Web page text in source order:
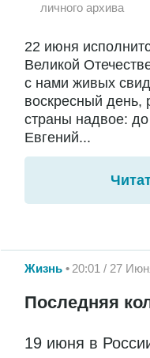
личного архива
22 июня
Великой
с нами живых
воскресный день,
страны надвое:
Евгений...
Жизнь 20:01 / 27
Последняя
19 июня в